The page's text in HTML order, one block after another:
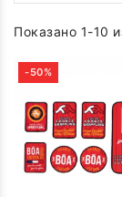
Показано 1-10
-50%